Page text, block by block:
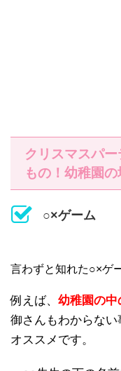
クリスマスパ
もの！幼稚園の
○×ゲーム
言わずと知れた○×ゲ
例えば、 幼稚園の中
御さんもわからな
オススメです。